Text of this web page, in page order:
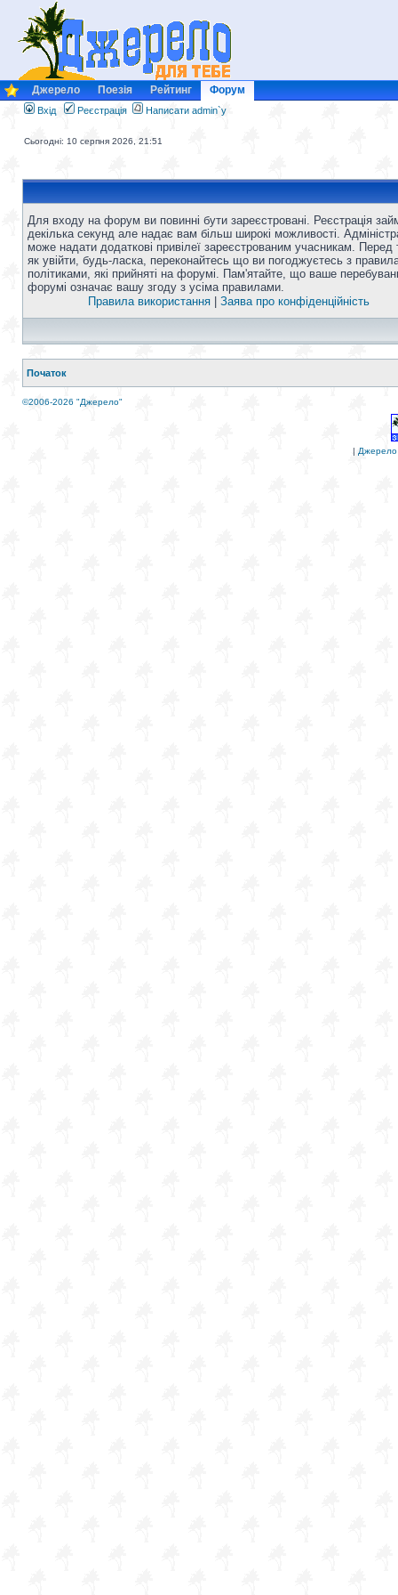
Джерело Поезія Рейтинг Форум
Вхід Реєстрація Написати admin`у
Сьогодні: 10 серпня 2026, 21:51
Для входу на форум ви повинні бути зареєстровані. Реєстрація
декілька секунд але надає вам більш широкі можливості.
може надати додаткові привілеї зареєстрованим учасникам. Перед
як увійти, будь-ласка, переконайтесь що ви погоджуєтесь з
політиками, які прийняті на форумі. Пам'ятайте, що ваше
форумі означає вашу згоду з усіма правилами.
Правила використання
Заява про конфіденційність
Початок
©2006-2026 "Джерело"
| Джерело